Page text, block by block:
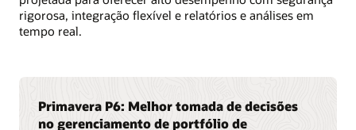
rigorosa, integração flexível e relatórios e análises em
tempo real.
Primavera P6: Melhor tomada de decisões
no gerenciamento de portfólio de